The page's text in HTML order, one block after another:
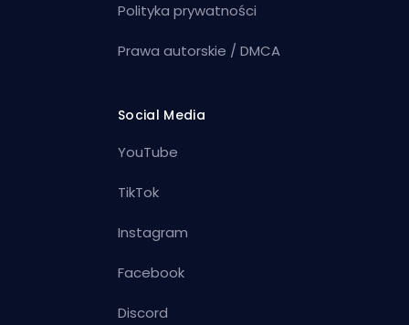
Polityka prywatności
Prawa autorskie / DMCA
Social Media
YouTube
TikTok
Instagram
Facebook
Discord